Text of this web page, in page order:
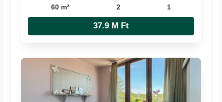
60 m² 2 1
37.9 M Ft